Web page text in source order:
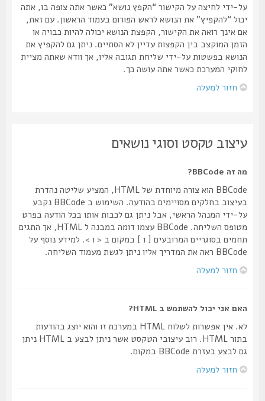
על-ידי לחיצה על הקישור “הקפץ נושא” כאשר אתה צופה בו, אתה
יכול “להקפיץ” את הנושא לראש הפורום בעמוד הראשון. עם זאת,
אם אינך רואה את הקישור, הקפצת הנושא יכולה להיות כבויה או
הזמן המוקצב בין הקפצות עדיין לא הסתיים. ניתן גם להקפיץ את
הנושא בפשטות על-ידי שליחת תגובה אליו, אך וודא שאתה מציית
לחוקי המערכת כאשר אתה עושה כך.
חזור למעלה
עיצוב טקסט וסוגי נושאים
מה זה BBCode?
BBCode הוא צורה מיוחדת של HTML, המציע שליטה נהדרת
בעיצוב בחלקים מסויימים בהודעה. השימוש ב BBCode נקבע
על-ידי המנהל הראשי, אבל ניתן גם לכבות אותו בכל הודעה בפרט
מטופס השליחה. BBCode עצמו דומה במבנה ל HTML, אך התגים
תחמים בסוגריים המרובעים [ ו ] במקום ב < ו >. למידע נוסף על
BBCode ראה את המדריך אליו ניתן לגשת מעמוד השליחה.
חזור למעלה
האם אני יכול להשתמש ב HTML?
לא. אין אפשרות לשלוח HTML במערכת זו והוא יוצג בהודעות
בתור HTML. רוב עיצובי הטקסט אשר ניתן לבצע ב HTML ניתן
גם לבצע בעזרת BBCode במקום.
חזור למעלה